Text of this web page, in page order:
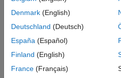
Vehicle Network Toolbox
Denmark (English)
Deutschland (Deutsch)
España (Español)
Finland (English)
France (Français)
신뢰 센터 등록 상표 개인정
애플리케이션 상태
© 1994-2026 The MathWorks,